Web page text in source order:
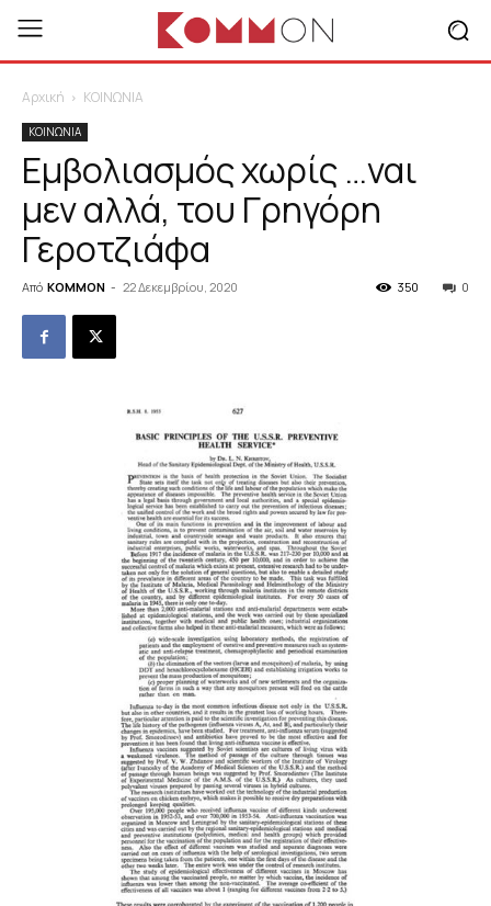
Αρχική ΚΟΙΝΩΝΙΑ
ΚΟΙΝΩΝΙΑ
Εμβολιασμός χωρίς …ναι
μεν αλλά, του Γρηγόρη
Γεροτζιάφα
Από KOMMON - 22 Δεκεμβρίου, 2020 0
350